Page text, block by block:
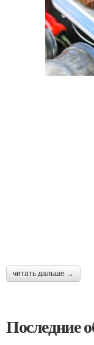
читать дальше →
Последние